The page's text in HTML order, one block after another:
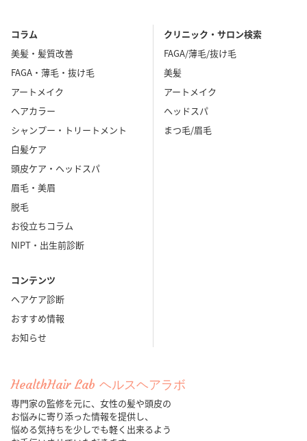
コラム
美髪・髪質改善
FAGA・薄毛・抜け毛
アートメイク
ヘアカラー
シャンプー・トリートメント
白髪ケア
頭皮ケア・ヘッドスパ
眉毛・美眉
脱毛
お役立ちコラム
NIPT・出生前診断
コンテンツ
ヘアケア診断
おすすめ情報
お知らせ
クリニック・サロン検索
FAGA/薄毛/抜け毛
美髪
アートメイク
ヘッドスパ
まつ毛/眉毛
HealthHair Lab ヘルスヘアラボ
専門家の監修を元に、女性の髪や頭皮の
お悩みに寄り添った情報を提供し、
悩める気持ちを少しでも軽く出来るよう